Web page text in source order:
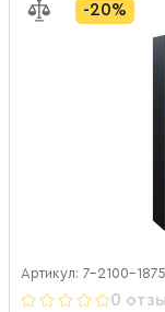
-20%
Артикул: 7-2100-
0